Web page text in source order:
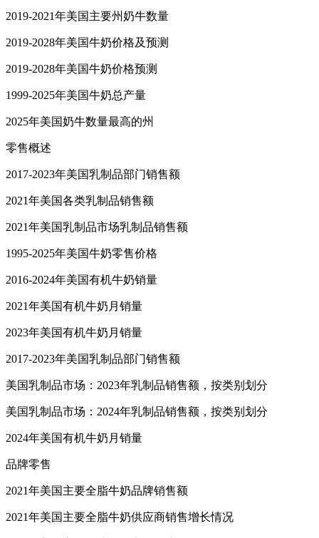
2019-2021年美国主要州奶牛数量
2019-2028年美国牛奶价格及预测
2019-2028年美国牛奶价格预测
1999-2025年美国牛奶总产量
2025年美国奶牛数量最高的州
零售概述
2017-2023年美国乳制品部门销售额
2021年美国各类乳制品销售额
2021年美国乳制品市场乳制品销售额
1995-2025年美国牛奶零售价格
2016-2024年美国有机牛奶销量
2021年美国有机牛奶月销量
2023年美国有机牛奶月销量
2017-2023年美国乳制品部门销售额
美国乳制品市场：2023年乳制品销售额，按类别划分
美国乳制品市场：2024年乳制品销售额，按类别划分
2024年美国有机牛奶月销量
品牌零售
2021年美国主要全脂牛奶品牌销售额
2021年美国主要全脂牛奶供应商销售增长情况